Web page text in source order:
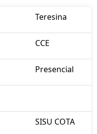
Teresina
CCE
Presencial
SISU COTA